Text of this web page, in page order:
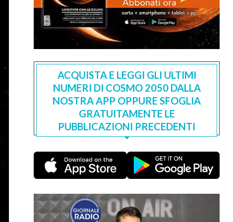
ACQUISTA E LEGGI GLI ULTIMI
NUMERI DI COSMO 2050 DALLA
NOSTRA APP OPPURE SFOGLIA
GRATUITAMENTE LE
PUBBLICAZIONI PRECEDENTI